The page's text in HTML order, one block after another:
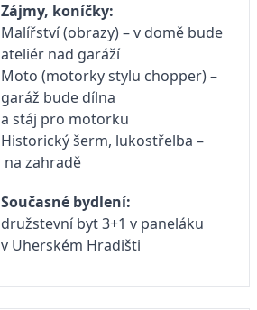
Zájmy, koníčky:
Malířství (obrazy) – v domě bude
ateliér nad garáží
Moto (motorky stylu chopper) –
garáž bude dílna
a stáj pro motorku
Historický šerm, lukostřelba –
na zahradě
Současné bydlení:
družstevní byt 3+1 v paneláku
v Uherském Hradišti